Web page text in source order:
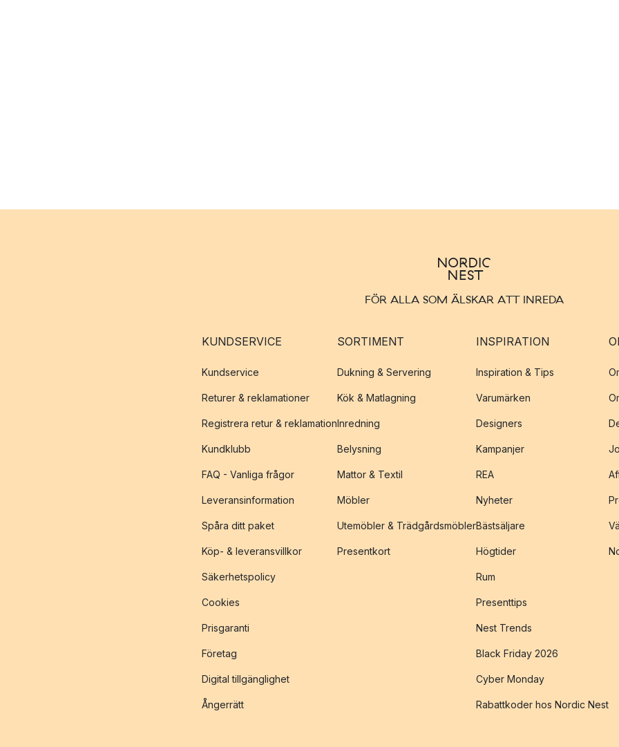
FÖR ALLA SOM ÄLSKAR ATT INREDA
KUNDSERVICE
Kundservice
Returer & reklamationer
Registrera retur & reklamation
Kundklubb
FAQ - Vanliga frågor
Leveransinformation
Spåra ditt paket
Köp- & leveransvillkor
Säkerhetspolicy
Cookies
Prisgaranti
Företag
Digital tillgänglighet
Ångerrätt
SORTIMENT
Dukning & Servering
Kök & Matlagning
Inredning
Belysning
Mattor & Textil
Möbler
Utemöbler & Trädgårdsmöbler
Presentkort
INSPIRATION
Inspiration & Tips
Varumärken
Designers
Kampanjer
REA
Nyheter
Bästsäljare
Högtider
Rum
Presenttips
Nest Trends
Black Friday 2026
Cyber Monday
Rabattkoder hos Nordic Nest